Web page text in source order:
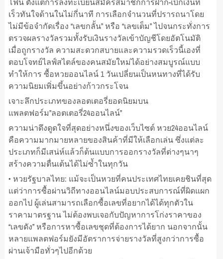
เร็วทันใจด้านในไม่กี่นาที การเลือกจำนวนที่ปรารถนาโดย
ไม่มีข้อจำกัดเรื่อง “เลขกลั้น” หรือ “เลขเต็ม” ไปจนกระทั่งการ
ตรวจผลรางวัลรวมทั้งรับเงินรางวัลเข้าบัญชีโดยอัตโนมัติ
เมื่อถูกรางวัล ความสะดวกสบายและความรวดเร็วนี้เองที่
ตอบโจทย์ไลฟ์สไตล์ของคนสมัยใหม่ได้อย่างสมบูรณ์แบบ
ทำให้การ ซื้อหวยออนไลน์ 1 วันเปลี่ยนเป็นหนทางที่ได้รับ
ความนิยมเพิ่มขึ้นอย่างก้าวกระโจน
เจาะลึกประเภทของลอตเตอรี่ยอดนิยมบน
แพลตฟอร์ม”ลอตเตอรี่24ออนไลน์”
ความน่าดึงดูดใจที่สุดอย่างหนึ่งของเว็บไซต์ หวย24ออนไลน์
คือความมากมายหลายของสินค้าที่มีให้เลือกเล่น ซึ่งแต่ละ
ประเภทก็มีเสน่ห์แล้วก็ต้นแบบการออกรางวัลที่ต่างๆนาๆ
สร้างความตื่นเต้นได้ไม่ซ้ำในทุกวัน
• หวยรัฐบาลไทย: แม้จะเป็นหวยที่คนประเทศไทยเคยชินที่สุด
แต่ว่าการซื้อผ่านวิถีทางออนไลน์มอบประสบการณ์ที่ผิดแผก
ออกไป ผู้เล่นสามารถเลือกซื้อเลขที่อยากได้ได้ทุกตัวใน
ราคามาตรฐาน ไม่ต้องพบเจอกับปัญหาการโก่งราคาของ
“เลขดัง” หรือการหาซื้อเลขชุดที่ต้องการได้ยาก นอกจากนั้น
หลายแพลตฟอร์มยังมีอัตราการจ่ายรางวัลที่สูงกว่าการซื้อ
ผ่านเจ้ามือทั่วๆไปอีกด้วย